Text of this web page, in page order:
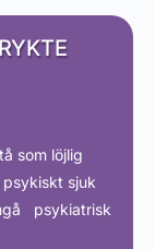
som löjlig
sjuk
psykiatrisk